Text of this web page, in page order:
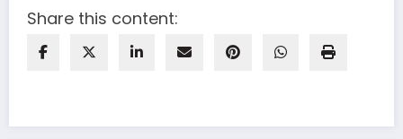
Share this content: